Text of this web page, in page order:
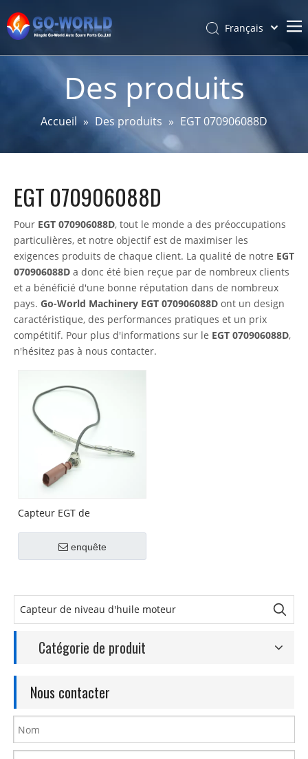
Produits
Soutien
Contact
Français
Pусский
简体中文
Des produits
Accueil » Des produits » EGT 070906088D
EGT 070906088D
Pour EGT 070906088D, tout le monde a des préoccupations
particulières, et notre objectif est de maximiser les
exigences produits de chaque client. La qualité de notre EGT
070906088D a donc été bien reçue par de nombreux clients
et a bénéficié d'une bonne réputation dans de nombreux
pays. Go-World Machinery EGT 070906088D ont un design
caractéristique, des performances pratiques et un prix
compétitif. Pour plus d'informations sur le EGT 070906088D,
n'hésitez pas à nous contacter.
Capteur EGT de
d'échappement n°
070906088D OEM
enquête
Catégorie de produit
Nous contacter